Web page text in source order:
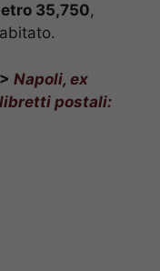
35,750,
Napoli, ex
postali: